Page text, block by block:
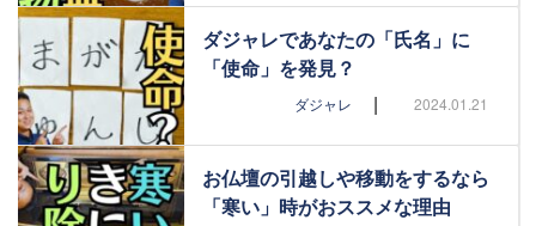
ダジャレであなたの「氏名」に
「使命」を発見？
ダジャレ | 2024.01.21
お仏壇の引越しや移動をするなら
「寒い」時がおススメな理由